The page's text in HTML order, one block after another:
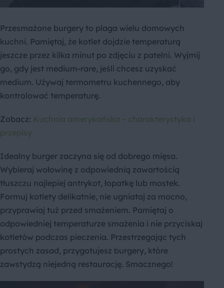
Przesmażone burgery to plaga wielu domowych
kuchni. Pamiętaj, że kotlet dojdzie temperaturą
jeszcze przez kilka minut po zdjęciu z patelni. Wyjmij
go, gdy jest medium-rare, jeśli chcesz uzyskać
medium. Używaj termometru kuchennego, aby
kontrolować temperaturę.
Zobacz: Kuchnia amerykańska – charakterystyka i
przepisy
Idealny burger zaczyna się od dobrego mięsa.
Wybieraj wołowinę z odpowiednią zawartością
tłuszczu najlepiej antrykot, łopatkę lub mostek.
Formuj kotlety delikatnie, nie ugniataj za mocno,
przyprawiaj tuż przed smażeniem. Pamiętaj o
odpowiedniej temperaturze smażenia i nie przyciskaj
kotletów podczas pieczenia. Przestrzegając tych
prostych zasad, przygotujesz burgery, które
zawstydzą niejedną restaurację. Smacznego!